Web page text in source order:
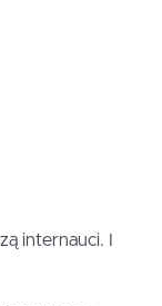
internauci. I